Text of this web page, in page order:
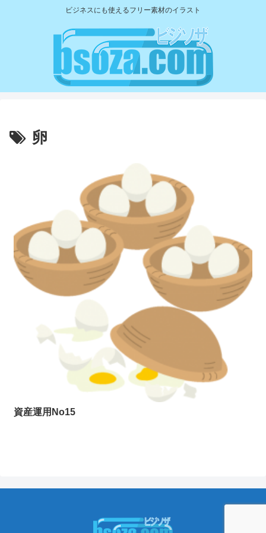
ビジネスにも使えるフリー素材のイラスト
卵
資産運用No15